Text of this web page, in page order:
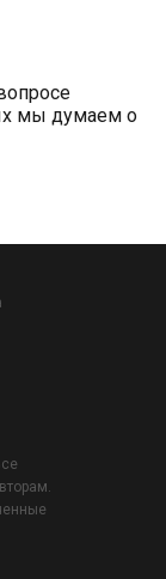
мы думаем о